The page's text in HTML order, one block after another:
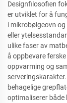
Designfilosofien
er utviklet for å
i mikrobølgeovn
eller
ulike faser av
å oppbevare
oppvarming og
behagelige
optimaliserer